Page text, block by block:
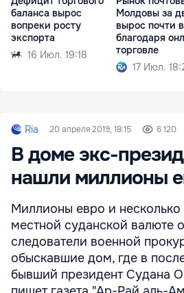
баланса вырос
вопреки росту
экспорта
16 Июл. 19:18
Молдовы за
вырос почти
благодаря
торговле
17 Июл.
Ria 20 апреля 2019, 18:15 6 120
В доме экс-
нашли миллионы
Миллионы евро и
местной суданской валюте
следователи военной
обыскавшие дом, где в
бывший президент Судана